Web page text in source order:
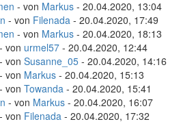
- von Markus - 20.04.2020, 13:04
- von Filenada - 20.04.2020, 17:49
- von Markus - 20.04.2020, 18:13
- von urmel57 - 20.04.2020, 12:44
- von Susanne_05 - 20.04.2020, 14:16
- von Markus - 20.04.2020, 15:13
- von Towanda - 20.04.2020, 15:41
- von Markus - 20.04.2020, 16:07
- von Filenada - 20.04.2020, 17:32